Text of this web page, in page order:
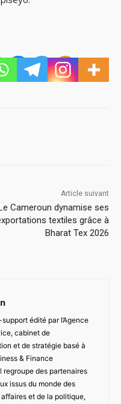
Article suivant
Le Cameroun dynamise ses
textiles grâce à
Bharat Tex 2026
édité par l’Agence
cabinet de
et de stratégie basé à
& Finance
regroupe des partenaires
issus du monde des
affaires et de la politique,